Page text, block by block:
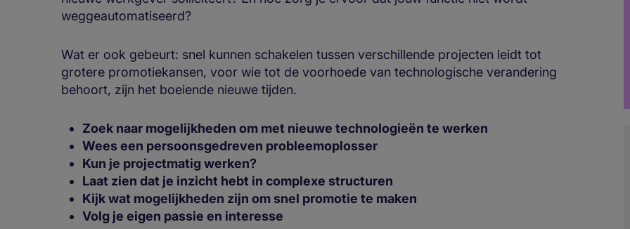
weggeautomatiseerd?
Wat er ook gebeurt: snel kunnen schakelen tussen verschillende projecten leidt tot
grotere promotiekansen, voor wie tot de voorhoede van technologische verandering
behoort, zijn het boeiende nieuwe tijden.
Zoek naar mogelijkheden om met nieuwe technologieën te werken
Wees een persoonsgedreven probleemoplosser
Kun je projectmatig werken?
Laat zien dat je inzicht hebt in complexe structuren
Kijk wat mogelijkheden zijn om snel promotie te maken
Volg je eigen passie en interesse